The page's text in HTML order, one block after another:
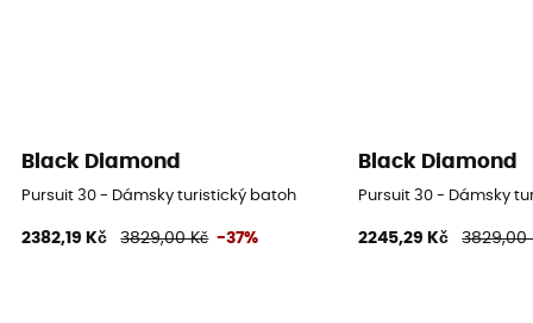
Black Diamond
Pursuit 30 - Dámsky turistický batoh
2382,19 Kč 3829,00 Kč -37%
Black Diamond
Pursuit 30 - Dámsky
2245,29 Kč 3829,00